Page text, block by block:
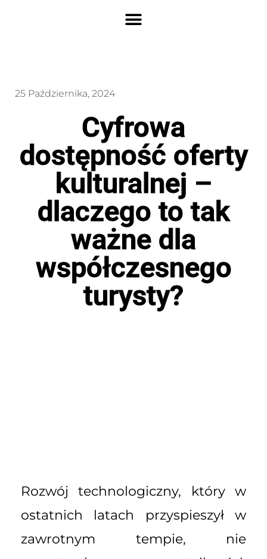
25 Października, 2024
Cyfrowa
dostępność oferty
kulturalnej –
dlaczego to tak
ważne dla
współczesnego
turysty?
Rozwój technologiczny, który w
ostatnich latach przyspieszył w
zawrotnym tempie, nie